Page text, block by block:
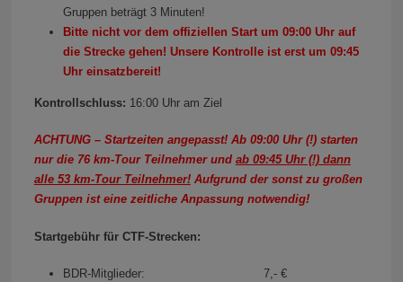
Gruppen beträgt 3 Minuten!
Bitte nicht vor dem offiziellen Start um 09:00 Uhr auf
die Strecke gehen! Unsere Kontrolle ist erst um 09:45
Uhr einsatzbereit!
Kontrollschluss: 16:00 Uhr am Ziel
ACHTUNG – Startzeiten angepasst! Ab 09:00 Uhr (!) starten
nur die 76 km-Tour Teilnehmer und ab 09:45 Uhr (!) dann
alle 53 km-Tour Teilnehmer!Aufgrund der sonst zu großen
Gruppen ist eine zeitliche Anpassung notwendig!
Startgebühr für CTF-Strecken:
BDR-Mitglieder: 7,- €